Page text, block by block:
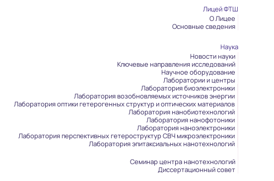
Лицей ФТШ
О Лицее
Основные сведения
Наука
Новости науки
Ключевые направления исследований
Научное оборудование
Лаборатории и центры
Лаборатория биоэлектроники
Лаборатория возобновляемых источников энергии
Лаборатория оптики гетерогенных структур и оптических материалов
Лаборатория нанобиотехнологий
Лаборатория нанофотоники
Лаборатория наноэлектроники
Лаборатория перспективных гетероструктур СВЧ микроэлектроники
Лаборатория эпитаксиальных нанотехнологий
Семинар центра нанотехнологий
Диссертационный совет